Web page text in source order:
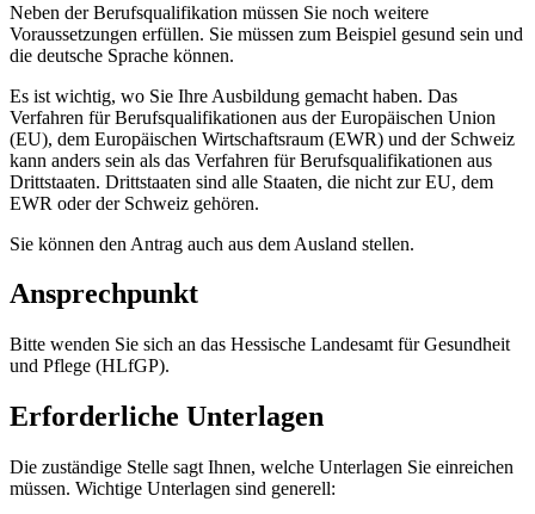
Neben der Berufsqualifikation müssen Sie noch weitere
Voraussetzungen erfüllen. Sie müssen zum Beispiel gesund sein und
die deutsche Sprache können.
Es ist wichtig, wo Sie Ihre Ausbildung gemacht haben. Das
Verfahren für Berufsqualifikationen aus der Europäischen Union
(EU), dem Europäischen Wirtschaftsraum (EWR) und der Schweiz
kann anders sein als das Verfahren für Berufsqualifikationen aus
Drittstaaten. Drittstaaten sind alle Staaten, die nicht zur EU, dem
EWR oder der Schweiz gehören.
Sie können den Antrag auch aus dem Ausland stellen.
Ansprechpunkt
Bitte wenden Sie sich an das Hessische Landesamt für Gesundheit
und Pflege (HLfGP).
Erforderliche Unterlagen
Die zuständige Stelle sagt Ihnen, welche Unterlagen Sie einreichen
müssen. Wichtige Unterlagen sind generell: